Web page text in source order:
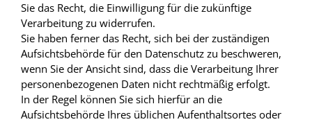
Sie das Recht, die Einwilligung für die zukünftige
Verarbeitung zu widerrufen.
Sie haben ferner das Recht, sich bei der zuständigen
Aufsichtsbehörde für den Datenschutz zu beschweren,
wenn Sie der Ansicht sind, dass die Verarbeitung Ihrer
personenbezogenen Daten nicht rechtmäßig erfolgt.
In der Regel können Sie sich hierfür an die
Aufsichtsbehörde Ihres üblichen Aufenthaltsortes oder